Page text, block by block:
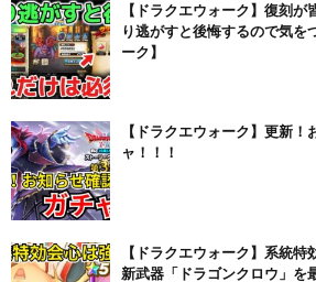
【ドラクエウォーク】復刻
り逃がすと後悔するので気を
ーク】
【ドラクエウォーク】更新
ャ！！！
【ドラクエウォーク】系統
新武器「ドラゴンクロウ」を